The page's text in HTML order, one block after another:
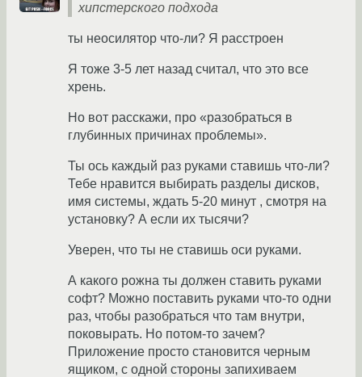
хипстерского подхода
ты неосилятор что-ли? Я расстроен
Я тоже 3-5 лет назад считал, что это все
хрень.
Но вот расскажи, про «разобраться в
глубинных причинах проблемы».
Ты ось каждый раз руками ставишь что-ли?
Тебе нравится выбирать разделы дисков,
имя системы, ждать 5-20 минут , смотря на
установку? А если их тысячи?
Уверен, что ты не ставишь оси руками.
А какого рожна ты должен ставить руками
софт? Можно поставить руками что-то одни
раз, чтобы разобраться что там внутри,
поковырать. Но потом-то зачем?
Приложение просто становится черным
ящиком, с одной стороны запихиваем